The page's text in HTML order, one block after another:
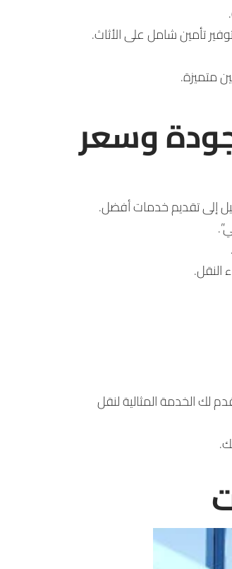
تأمين شامل على الأثاث.
متميزة.
وسعر
إلى تقديم خدمات أفضل.
النقل.
لك الخدمة المثالية لنقل